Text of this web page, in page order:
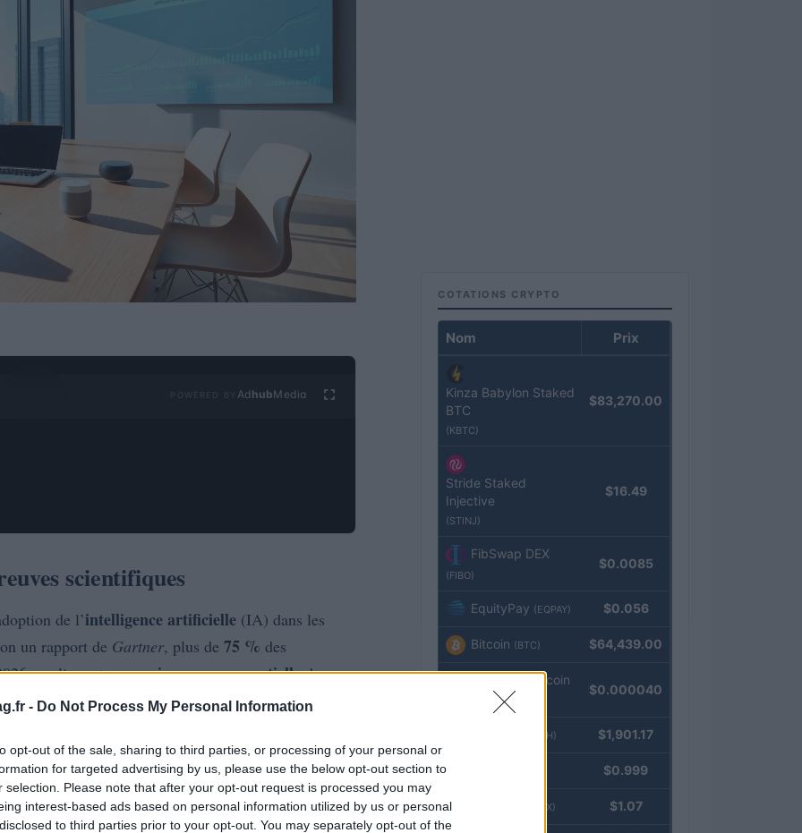
- Do Not Process My Personal Information
opt-out of the sale, sharing to third parties, or processing of your personal or
for targeted advertising by us, please use the below opt-out section to
selection. Please note that after your opt-out request is processed you may
interest-based ads based on personal information utilized by us or personal
to third parties prior to your opt-out. You may separately opt-out of the
Ad hubMedia
scientifiques
de l’intelligence artificielle (IA) dans les
un rapport de Gartner, plus de 75 % des
soulignant unecroissance exponentielledans ce
systèmes d’apprentissage automatique et les
pour optimiser les opérations
COTATIONS CRYPTO
Nom Prix
Kinza Babylon Staked
BTC
(KBTC)
$83,270.00
Stride Staked
Injective
(STINJ)
$16.49
FibSwap DEX
(FIBO)
$0.0085
EquityPay (EQPAY) $0.056
Bitcoin (BTC) $64,439.00
VNST Stablecoin
$0.000040
(ETH) $1,901.17
$0.999
(USDEX) $1.07